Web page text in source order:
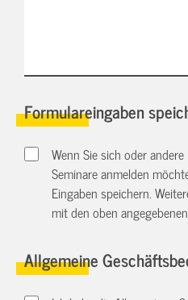
Formulareingaben
Wenn Sie sich oder
Seminare anmelden
Eingaben speichern.
mit den oben
Allgemeine